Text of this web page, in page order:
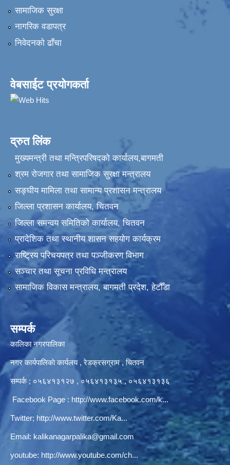
सामाजिक सुरक्षा
नागरिक वडापत्र
निवेदनकाे ढाँचा
वेबसाईट प्रयोगकर्ता
द्रुत लिंक
मुख्यमन्त्री तथा मन्त्रिपरिषदको कार्यालय,बागमती
श्रम रोजगार तथा सामाजिक सुरक्षा मन्त्रालय
सङ्‍घीय मामिला तथा सामान्य प्रशासन मन्त्रालय
जिल्ला प्रशासन कार्यालय, चितवन
जिल्ला समन्वय समितिको कार्यालय, चितवन
प्रादेशिक तथा स्थानीय शासन सहयोग कार्यक्रम
राष्ट्रिय परिचयपत्र तथा पञ्‍जीकरण विभाग
सञ्‍चार तथा सूचना प्रविधि मन्त्रालय
सामाजिक विकास मन्त्रालय, बागमती प्रदेश, हेटौँडा
सम्पर्क
कालिका नगरपालिका
नगर कार्यपालिकाे कार्यलय‍ , रेडक्रसग्राम , चितवन
सम्पर्क ; ०५६४१३१२७ , ०५६४१३१३५ , ०५६४१३१३६
Facebook Page : http://www.facebook.com/k...
Twitter; http://www.twitter.com/Ka...
Email: kalikanagarpalika@gmail.com
youtube: http://www.youtube.com/ch...